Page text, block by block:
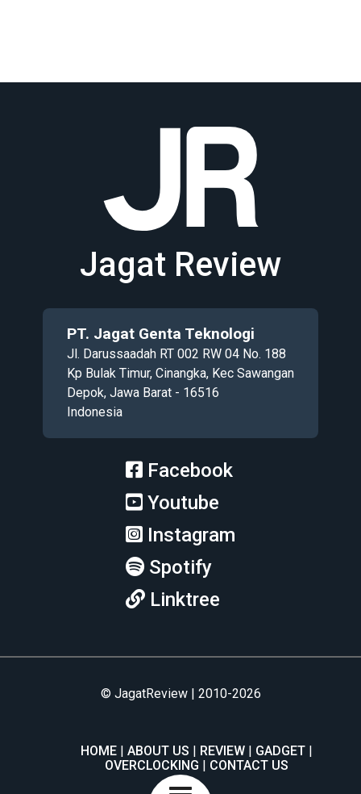
Jagat Review
PT. Jagat Genta Teknologi
Jl. Darussaadah RT 002 RW 04 No. 188
Kp Bulak Timur, Cinangka, Kec Sawangan
Depok, Jawa Barat - 16516
Indonesia
Facebook
Youtube
Instagram
Spotify
Linktree
© JagatReview | 2010-2026
HOME ABOUT US REVIEW
GADGET
OVERCLOCKING
CONTACT US